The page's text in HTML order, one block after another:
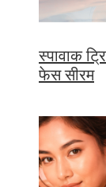
स्पावाक
फेस सीरम